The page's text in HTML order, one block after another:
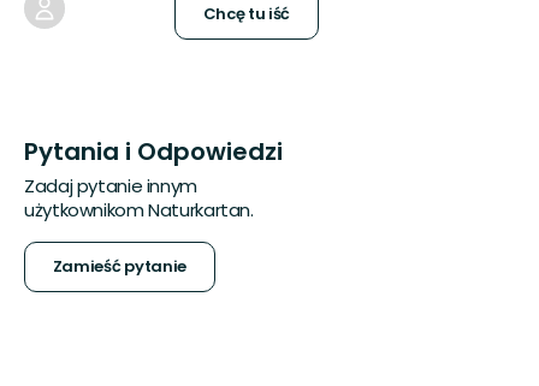
Chcę tu iść
Pytania i Odpowiedzi
Zadaj pytanie innym
użytkownikom Naturkartan.
Zamieść pytanie